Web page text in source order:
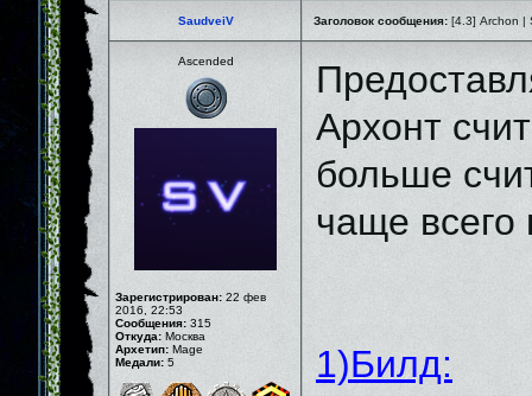
SaudveiV Заголовок сообщения: [4.3] Archon |
Ascended
Зарегистрирован: 22 фев
2016, 22:53
Сообщения: 315
Откуда: Москва
Архетип: Mage
Медали: 5
Архонт
больше
чаще всего
1)Билд: